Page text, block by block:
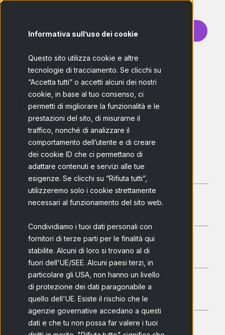
Informativa sull’uso dei cookie
Questo sito utilizza cookie e altre
tecnologie di tracciamento. Se clicchi su
“Accetta tutti” o accetti alcuni dei nostri
cookie, in base al tuo consenso, ci
permetti di migliorare la funzionalità e le
prestazioni del sito, di misurarne il
traffico, nonché di analizzare il
comportamento dell’utente e di creare
dei cookie ID che ci permettano di
adattare contenuti e servizi alle tue
esigenze. Se clicchi su “Rifiuta tutti”,
utilizzeremo solo i cookie strettamente
necessari al funzionamento del sito web.
Condividiamo i tuoi dati personali con
fornitori di terze parti per le finalità qui
stabilite. Alcuni di loro si trovano al di
fuori dell'UE/SEE. Alcuni paesi terzi, in
particolare gli USA, non hanno un livello
di protezione dei dati paragonabile a
quello dell'UE. Esiste il rischio che le
agenzie governative accedano a questi
dati e che tu non possa far valere i tuoi
Richiedere
informazioni
Scopri di più sul nostro servizio
In-House Usage Testing